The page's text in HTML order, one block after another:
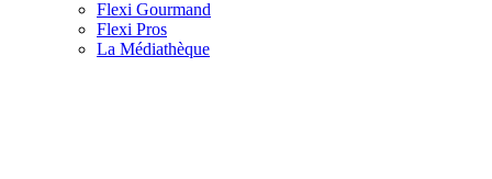
Flexi Gourmand
Flexi Pros
La Médiathèque